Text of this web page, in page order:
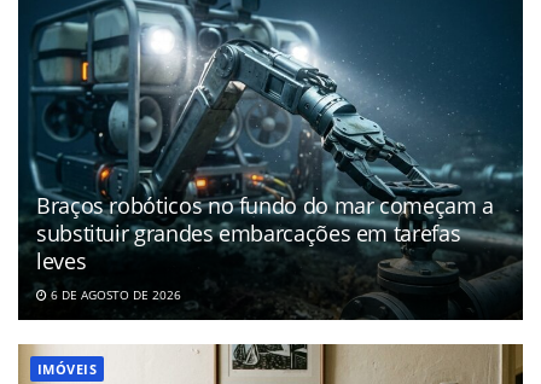
Braços robóticos no fundo do mar começam a
substituir grandes embarcações em tarefas
leves
6 DE AGOSTO DE 2026
IMÓVEIS